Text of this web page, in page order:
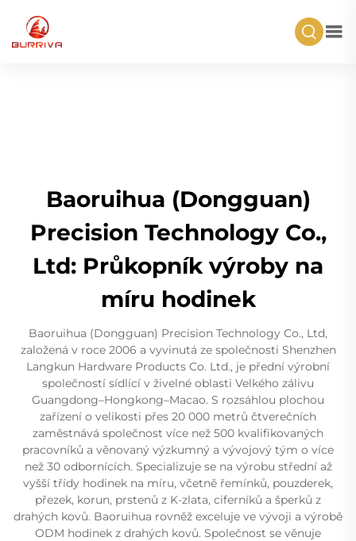
Baoruihua (Dongguan)
Precision Technology Co.,
Ltd: Průkopník výroby na
míru hodinek
Baoruihua (Dongguan) Precision Technology Co., Ltd,
založená v roce 2006 a vyvinutá ze společnosti Shenzhen
Langkun Hardware Products Co. Ltd., je přední výrobní
společností sídlící v živelné oblasti Velkého zálivu
Guangdong–Hongkong–Macao. S rozsáhlou plochou
zařízení o velikosti přes 20 000 metrů čtverečních
zaměstnává společnost více než 500 kvalifikovaných
pracovníků a věnovaný výzkumný a vývojový tým o více
než 30 odbornících. Specializuje se na výrobu střední až
vyšší třídy hodinek na míru, včetně řemínků, pouzderek,
přezek, korun, prstenů z K-zlata, ciferníků a šperků z
drahých kovů. Baoruihua rovněž exceluje ve vývoji a výrobě
ODM hodinek z drahých kovů. Společnost se věnuje